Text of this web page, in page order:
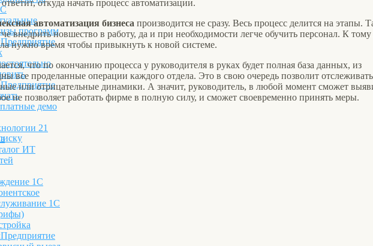
программ
демо
21
ИТ
1С
1С
откуда начать процесс автоматизации.
автоматизация бизнеса производится не сразу. Весь процесс делится на этапы.
внедрить новшество в работу, да и при необходимости легче обучить персонал. К
нужно время чтобы привыкнуть к новой системе.
что по окончанию процесса у руководителя в руках будет полная база данных, из
все проделанные операции каждого отдела. Это в свою очередь позволит отслеживать
или отрицательные динамики. А значит, руководитель, в любой момент сможет
не позволяет работать фирме в полную силу, и сможет своевременно принять меры.